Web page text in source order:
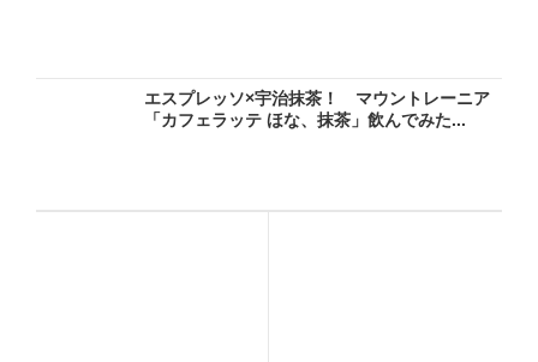
エスプレッソ×宇治抹茶！ マウントレーニア
「カフェラッテ ほな、抹茶」飲んでみた...